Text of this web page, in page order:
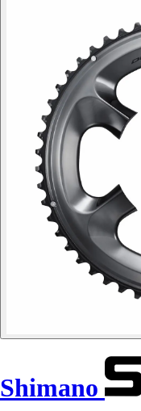
Shimano